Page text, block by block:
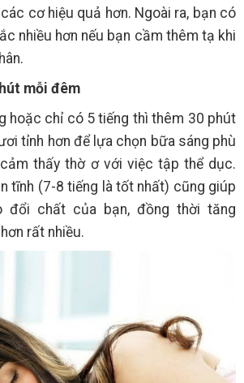
cơ hiệu quả hơn. Ngoài ra, bạn có
nhiều hơn nếu bạn cầm thêm tạ khi
mỗi đêm
hoặc chỉ có 5 tiếng thì thêm 30 phút
tỉnh hơn để lựa chọn bữa sáng phù
thấy thờ ơ với việc tập thể dục.
tĩnh (7-8 tiếng là tốt nhất) cũng giúp
đổi chất của bạn, đồng thời tăng
rất nhiều.